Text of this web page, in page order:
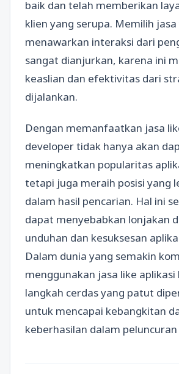
baik dan telah memberikan
klien yang serupa. Memilih jasa
menawarkan interaksi dari
sangat dianjurkan, karena ini
keaslian dan efektivitas dari
dijalankan.
Dengan memanfaatkan jasa
developer tidak hanya akan
meningkatkan popularitas
tetapi juga meraih posisi yang
dalam hasil pencarian. Hal ini
dapat menyebabkan lonjakan
unduhan dan kesuksesan
Dalam dunia yang semakin
menggunakan jasa like
langkah cerdas yang patut
untuk mencapai kebangkitan
keberhasilan dalam peluncuran